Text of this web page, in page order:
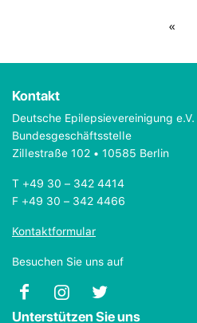
«
Kontakt
Deutsche Epilepsievereinigung e.V.
Bundesgeschäftsstelle
Zillestraße 102 • 10585 Berlin
T +49 30 – 342 4414
F +49 30 – 342 4466
Kontaktformular
Besuchen Sie uns auf
Unterstützen Sie uns